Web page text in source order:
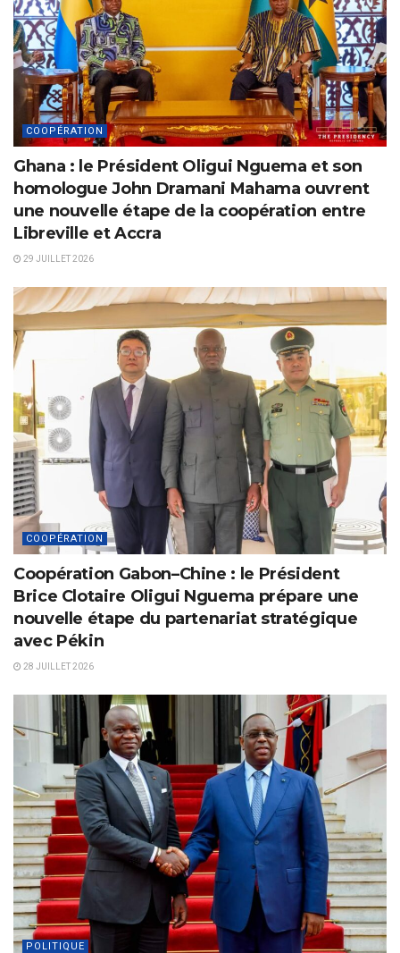
COOPÉRATION
Ghana : le Président Oligui Nguema et son
homologue John Dramani Mahama ouvrent
une nouvelle étape de la coopération entre
Libreville et Accra
29 JUILLET 2026
COOPÉRATION
Coopération Gabon–Chine : le Président
Brice Clotaire Oligui Nguema prépare une
nouvelle étape du partenariat stratégique
avec Pékin
28 JUILLET 2026
POLITIQUE